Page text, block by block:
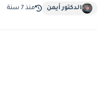
الدكتور أيمن منذ 7 سنة